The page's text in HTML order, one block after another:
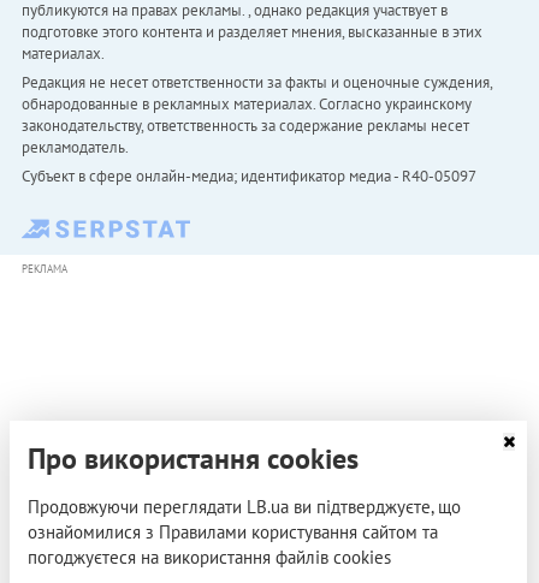
публикуются на правах рекламы. , однако редакция участвует в
подготовке этого контента и разделяет мнения, высказанные в этих
материалах.
Редакция не несет ответственности за факты и оценочные суждения,
обнародованные в рекламных материалах. Согласно украинскому
законодательству, ответственность за содержание рекламы несет
рекламодатель.
Субъект в сфере онлайн-медиа; идентификатор медиа - R40-05097
РЕКЛАМА
Про використання cookies
Продовжуючи переглядати LB.ua ви підтверджуєте, що
ознайомилися з Правилами користування сайтом та
погоджуєтеся на використання файлів cookies